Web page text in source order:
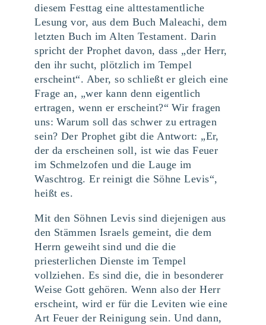
diesem Festtag eine alttestamentliche
Lesung vor, aus dem Buch Maleachi, dem
letzten Buch im Alten Testament. Darin
spricht der Prophet davon, dass „der Herr,
den ihr sucht, plötzlich im Tempel
erscheint“. Aber, so schließt er gleich eine
Frage an, „wer kann denn eigentlich
ertragen, wenn er erscheint?“ Wir fragen
uns: Warum soll das schwer zu ertragen
sein? Der Prophet gibt die Antwort: „Er,
der da erscheinen soll, ist wie das Feuer
im Schmelzofen und die Lauge im
Waschtrog. Er reinigt die Söhne Levis“,
heißt es.
Mit den Söhnen Levis sind diejenigen aus
den Stämmen Israels gemeint, die dem
Herrn geweiht sind und die die
priesterlichen Dienste im Tempel
vollziehen. Es sind die, die in besonderer
Weise Gott gehören. Wenn also der Herr
erscheint, wird er für die Leviten wie eine
Art Feuer der Reinigung sein. Und dann,